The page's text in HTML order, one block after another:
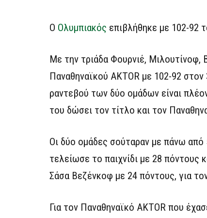
Ο Ολυμπιακός επιβλήθηκε με 102-92
Με την τριάδα Φουρνιέ, Μιλουτίνοφ,
Παναθηναϊκού AKTOR με 102-92
ραντεβού των δύο ομάδων είναι
του δώσει τον τίτλο και τον
Οι δύο ομάδες σούταραν με πάνω από
τελείωσε το παιχνίδι με 28 πόντους
Σάσα Βεζένκοφ με 24 πόντους, για
Για τον Παναθηναϊκό AKTOR που